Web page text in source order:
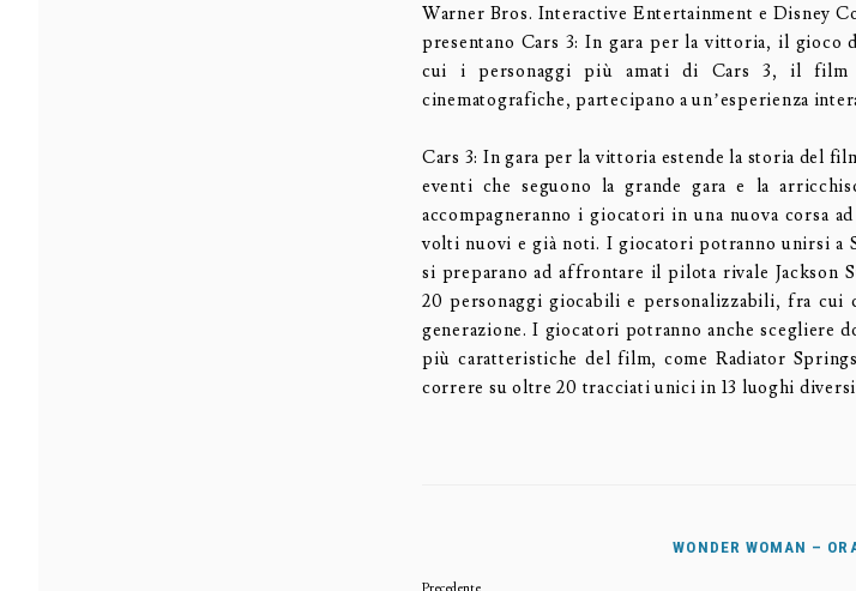
Warner Bros. Interactive Entertainment e Disney
presentano Cars 3: In gara per la vittoria, il gioco
cui i personaggi più amati di Cars 3, il film
cinematografiche, partecipano a un’esperienza
Cars 3: In gara per la vittoria estende la storia del
eventi che seguono la grande gara e la
accompagneranno i giocatori in una nuova corsa
volti nuovi e già noti. I giocatori potranno unirsi a
si preparano ad affrontare il pilota rivale
20 personaggi giocabili e personalizzabili, fra
generazione. I giocatori potranno anche scegliere
più caratteristiche del film, come Radiator
correre su oltre 20 tracciati unici in 13 luoghi
WONDER WOMAN –